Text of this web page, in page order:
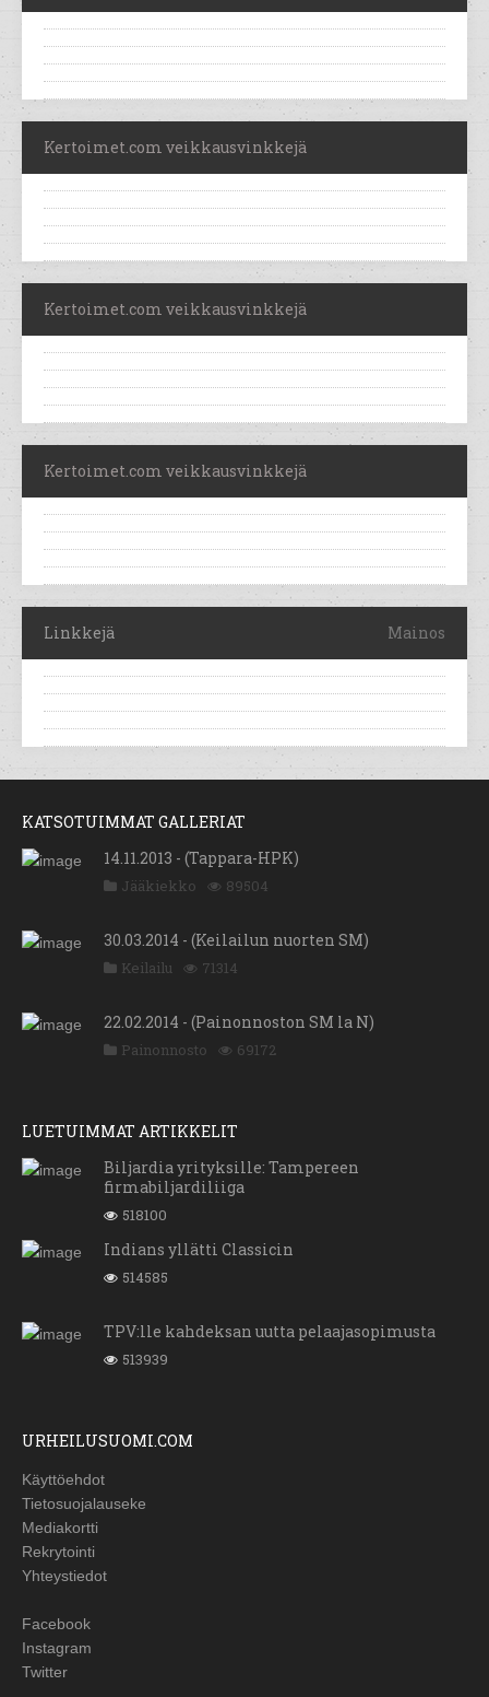
Kertoimet.com veikkausvinkkejä
Kertoimet.com veikkausvinkkejä
Kertoimet.com veikkausvinkkejä
Linkkejä Mainos
KATSOTUIMMAT GALLERIAT
14.11.2013 - (Tappara-HPK)
Jääkiekko 89504
30.03.2014 - (Keilailun nuorten SM)
Keilailu 71314
22.02.2014 - (Painonnoston SM la N)
Painonnosto 69172
LUETUIMMAT ARTIKKELIT
Biljardia yrityksille: Tampereen
firmabiljardiliiga
518100
Indians yllätti Classicin
514585
TPV:lle kahdeksan uutta pelaajasopimusta
513939
URHEILUSUOMI.COM
Käyttöehdot
Tietosuojalauseke
Mediakortti
Rekrytointi
Yhteystiedot
Facebook
Instagram
Twitter